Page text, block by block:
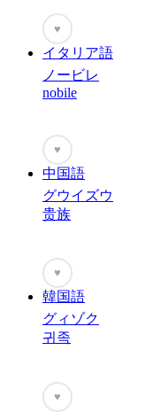
♥
イタリア語
ノービレ
nobile
♥
中国語
グウイズウ
贵族
♥
韓国語
グィゾク
귀족
♥